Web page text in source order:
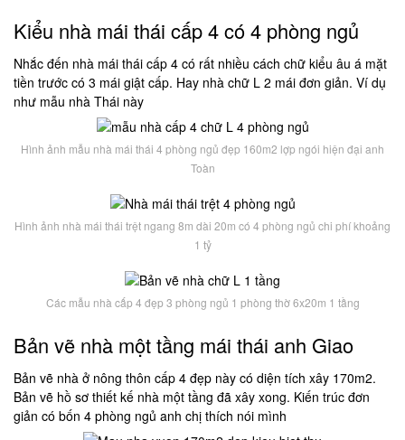
Kiểu nhà mái thái cấp 4 có 4 phòng ngủ
Nhắc đến nhà mái thái cấp 4 có rất nhiều cách chữ kiểu âu á mặt
tiền trước có 3 mái giật cấp. Hay nhà chữ L 2 mái đơn giản. Ví dụ
như mẫu nhà Thái này
Hình ảnh mẫu nhà mái thái 4 phòng ngủ đẹp 160m2 lợp ngói hiện đại anh
Toàn
Hình ảnh nhà mái thái trệt ngang 8m dài 20m có 4 phòng ngủ chi phí khoảng
1 tỷ
Các mẫu nhà cấp 4 đẹp 3 phòng ngủ 1 phòng thờ 6x20m 1 tầng
Bản vẽ nhà một tầng mái thái anh Giao
Bản vẽ nhà ở nông thôn cấp 4 đẹp này có diện tích xây 170m2.
Bản vẽ hồ sơ thiết kế nhà một tầng đã xây xong. Kiến trúc đơn
giản có bốn 4 phòng ngủ anh chị thích nói mình